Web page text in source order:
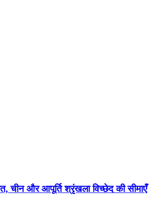
चीन और आपूर्ति श्रृंखला विच्छेद की सीमाएँ